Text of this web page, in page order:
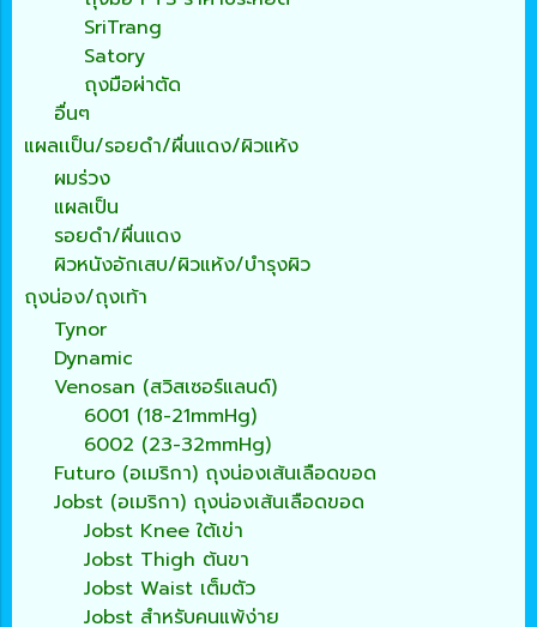
SriTrang
Satory
ถุงมือผ่าตัด
อื่นๆ
แผลเเป็น/รอยดำ/ผื่นแดง/ผิวแห้ง
ผมร่วง
แผลเป็น
รอยดำ/ผื่นแดง
ผิวหนังอักเสบ/ผิวแห้ง/บำรุงผิว
ถุงน่อง/ถุงเท้า
Tynor
Dynamic
Venosan (สวิสเซอร์แลนด์)
6001 (18-21mmHg)
6002 (23-32mmHg)
Futuro (อเมริกา) ถุงน่องเส้นเลือดขอด
Jobst (อเมริกา) ถุงน่องเส้นเลือดขอด
Jobst Knee ใต้เข่า
Jobst Thigh ต้นขา
Jobst Waist เต็มตัว
Jobst สำหรับคนแพ้ง่าย